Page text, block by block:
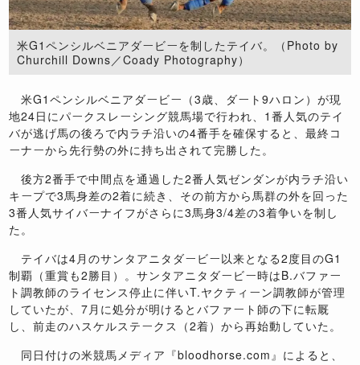
米G1ペンシルベニアダービーを制したテイバ。（Photo by
Churchill Downs／Coady Photography）
米G1ペンシルベニアダービー（3歳、ダート9ハロン）が現
地24日にパークスレーシング競馬場で行われ、1番人気のテイ
バが逃げ馬の後ろで内ラチ沿いの4番手を確保すると、最終コ
ーナーから先行勢の外に持ち出されて完勝した。
後方2番手で中間点を通過した2番人気ゼンダンが内ラチ沿い
キープで3馬身差の2着に続き、その前方から馬群の外を回った
3番人気サイバーナイフがさらに3馬身3/4差の3着争いを制し
た。
テイバは4月のサンタアニタダービー以来となる2度目のG1
制覇（重賞も2勝目）。サンタアニタダービー時はB.バファー
ト調教師のライセンス停止に伴いT.ヤクティーン調教師が管理
していたが、7月に処分が明けるとバファート師の下に転厩
し、前走のハスケルステークス（2着）から再始動していた。
同日付けの米競馬メディア『bloodhorse.com』によると、